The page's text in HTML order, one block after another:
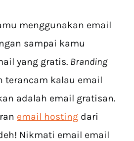
menggunakan email
sampai kamu
yang gratis. Branding
terancam kalau email
adalah email gratisan.
email hosting dari
Nikmati email email